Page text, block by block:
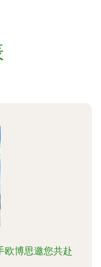
欧博思邀您共赴